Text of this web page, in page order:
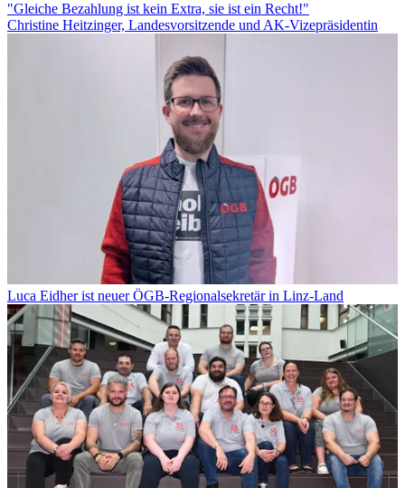
"Gleiche Bezahlung ist kein Extra, sie ist ein Recht!"
Christine Heitzinger, Landesvorsitzende und AK-Vizepräsidentin
Luca Eidher ist neuer ÖGB-Regionalsekretär in Linz-Land